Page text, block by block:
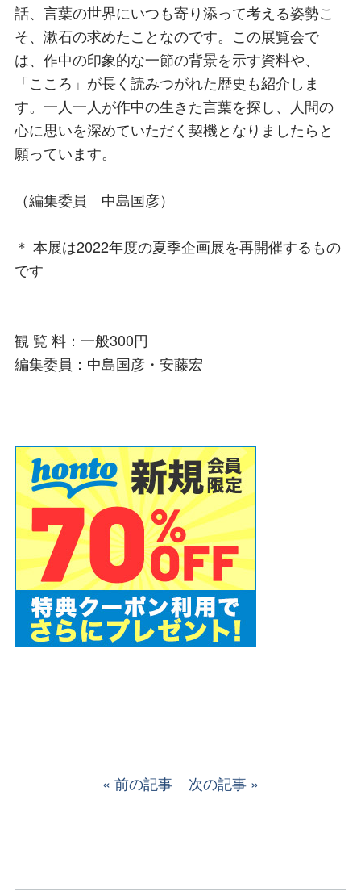
話、言葉の世界にいつも寄り添って考える姿勢こ
そ、漱石の求めたことなのです。この展覧会で
は、作中の印象的な一節の背景を示す資料や、
「こころ」が長く読みつがれた歴史も紹介しま
す。一人一人が作中の生きた言葉を探し、人間の
心に思いを深めていただく契機となりましたらと
願っています。
（編集委員 中島国彦）
＊ 本展は2022年度の夏季企画展を再開催するもの
です
観 覧 料：一般300円
編集委員：中島国彦・安藤宏
前の記事 次の記事